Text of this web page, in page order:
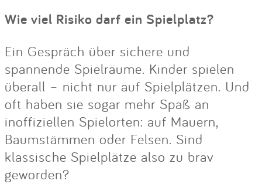
Wie viel Risiko darf ein Spielplatz?
Ein Gespräch über sichere und
spannende Spielräume. Kinder spielen
überall – nicht nur auf Spielplätzen. Und
oft haben sie sogar mehr Spaß an
inoffiziellen Spielorten: auf Mauern,
Baumstämmen oder Felsen. Sind
klassische Spielplätze also zu brav
geworden?